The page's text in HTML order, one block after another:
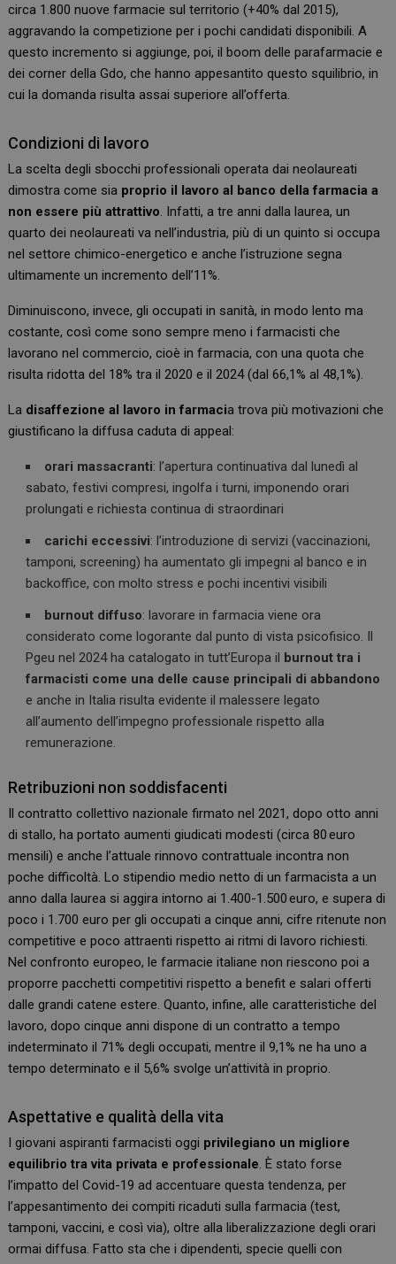
circa 1.800 nuove farmacie sul territorio (+40% dal 2015),
aggravando la competizione per i pochi candidati disponibili. A
questo incremento si aggiunge, poi, il boom delle parafarmacie e
dei corner della Gdo, che hanno appesantito questo squilibrio, in
cui la domanda risulta assai superiore all’offerta.
Condizioni di lavoro
La scelta degli sbocchi professionali operata dai neolaureati
dimostra come sia proprio il lavoro al banco della farmacia a
non essere più attrattivo. Infatti, a tre anni dalla laurea, un
quarto dei neolaureati va nell’industria, più di un quinto si occupa
nel settore chimico-energetico e anche l’istruzione segna
ultimamente un incremento dell’11%.
Diminuiscono, invece, gli occupati in sanità, in modo lento ma
costante, così come sono sempre meno i farmacisti che
lavorano nel commercio, cioè in farmacia, con una quota che
risulta ridotta del 18% tra il 2020 e il 2024 (dal 66,1% al 48,1%).
La disaffezione al lavoro in farmacia trova più motivazioni che
giustificano la diffusa caduta di appeal:
orari massacranti: l’apertura continuativa dal lunedì al
sabato, festivi compresi, ingolfa i turni, imponendo orari
prolungati e richiesta continua di straordinari
carichi eccessivi: l’introduzione di servizi (vaccinazioni,
tamponi, screening) ha aumentato gli impegni al banco e in
backoffice, con molto stress e pochi incentivi visibili
burnout diffuso: lavorare in farmacia viene ora
considerato come logorante dal punto di vista psicofisico. Il
Pgeu nel 2024 ha catalogato in tutt’Europa il burnout tra i
farmacisti come una delle cause principali di abbandono
e anche in Italia risulta evidente il malessere legato
all’aumento dell’impegno professionale rispetto alla
remunerazione.
Retribuzioni non soddisfacenti
Il contratto collettivo nazionale firmato nel 2021, dopo otto anni
di stallo, ha portato aumenti giudicati modesti (circa 80 euro
mensili) e anche l’attuale rinnovo contrattuale incontra non
poche difficoltà. Lo stipendio medio netto di un farmacista a un
anno dalla laurea si aggira intorno ai 1.400-1.500 euro, e supera di
poco i 1.700 euro per gli occupati a cinque anni, cifre ritenute non
competitive e poco attraenti rispetto ai ritmi di lavoro richiesti.
Nel confronto europeo, le farmacie italiane non riescono poi a
proporre pacchetti competitivi rispetto a benefit e salari offerti
dalle grandi catene estere. Quanto, infine, alle caratteristiche del
lavoro, dopo cinque anni dispone di un contratto a tempo
indeterminato il 71% degli occupati, mentre il 9,1% ne ha uno a
tempo determinato e il 5,6% svolge un’attività in proprio.
Aspettative e qualità della vita
I giovani aspiranti farmacisti oggi privilegiano un migliore
equilibrio tra vita privata e professionale. È stato forse
l’impatto del Covid-19 ad accentuare questa tendenza, per
l’appesantimento dei compiti ricaduti sulla farmacia (test,
tamponi, vaccini, e così via), oltre alla liberalizzazione degli orari
ormai diffusa. Fatto sta che i dipendenti, specie quelli con